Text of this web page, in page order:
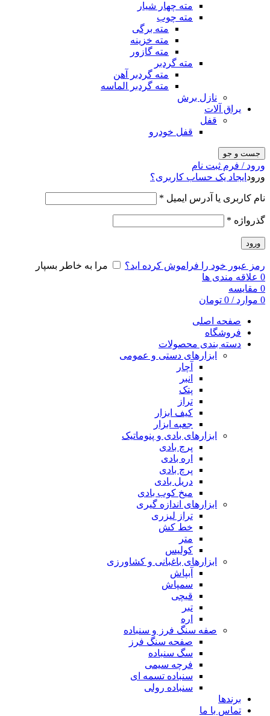
مته چهار شیار
مته چوب
مته برگی
مته خزینه
مته گازور
مته گردبر
مته گردبر آهن
مته گردبر الماسه
نازل برش
یراق آلات
قفل
قفل خودرو
جست و جو
ورود / فرم ثبت نام
ورود ایجاد یک حساب کاربری؟
نام کاربری یا آدرس ایمیل *
گذرواژه *
ورود
رمز عبور خود را فراموش کرده اید؟
مرا به خاطر بسپار
0 علاقه مندی ها
0 مقایسه
0 موارد /
0 تومان
صفحه اصلی
فروشگاه
دسته بندی محصولات
ابزارهای دستی و عمومی
آچار
انبر
پتک
تراز
کیف ابزار
جعبه ابزار
ابزارهای بادی و پنوماتیک
پرچ بادی
اره بادی
پرچ بادی
دریل بادی
میخ کوب بادی
ابزارهای اندازه گیری
تراز لیزری
خط کش
متر
کولیس
ابزارهای باغبانی و کشاورزی
آبپاش
سمپاش
قیچی
تبر
اره
صفه سنگ فرز و سنباده
صفحه سنگ فرز
سگ سنباده
فرچه سیمی
سنباده تسمه ای
سنباده رولی
برندها
تماس با ما